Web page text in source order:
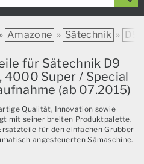
» Amazone » Sätechnik » D9
für Sätechnik D9
Super / Special
(ab 07.2015)
Qualität, Innovation sowie
mit seiner breiten Produktpalette.
für den einfachen Grubber
angesteuerten Sämaschine.